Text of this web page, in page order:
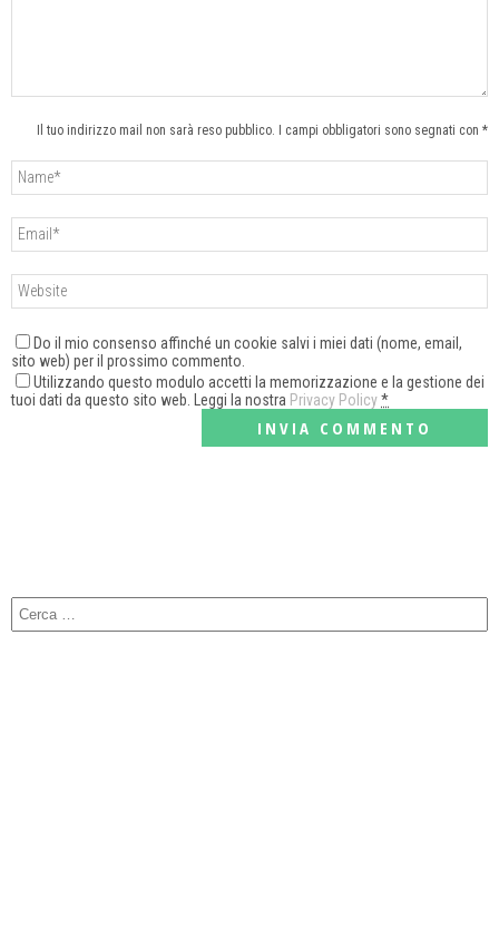
Il tuo indirizzo mail non sarà reso pubblico. I campi obbligatori sono segnati con *
Do il mio consenso affinché un cookie salvi i miei dati (nome, email,
sito web) per il prossimo commento.
Utilizzando questo modulo accetti la memorizzazione e la gestione dei
tuoi dati da questo sito web. Leggi la nostra Privacy Policy*